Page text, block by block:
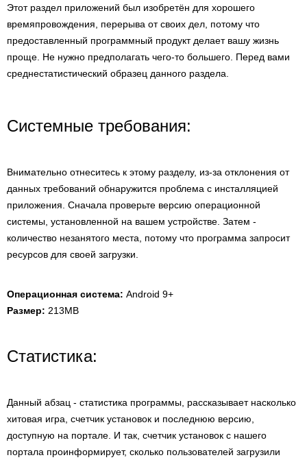
Этот раздел приложений был изобретён для хорошего
времяпровождения, перерыва от своих дел, потому что
предоставленный программный продукт делает вашу жизнь
проще. Не нужно предполагать чего-то большего. Перед вами
среднестатистический образец данного раздела.
Системные требования:
Внимательно отнеситесь к этому разделу, из-за отклонения от
данных требований обнаружится проблема с инсталляцией
приложения. Сначала проверьте версию операционной
системы, установленной на вашем устройстве. Затем -
количество незанятого места, потому что программа запросит
ресурсов для своей загрузки.
Операционная система: Android 9+
Размер: 213MB
Статистика:
Данный абзац - статистика программы, рассказывает насколько
хитовая игра, счетчик установок и последнюю версию,
доступную на портале. И так, счетчик установок с нашего
портала проинформирует, сколько пользователей загрузили